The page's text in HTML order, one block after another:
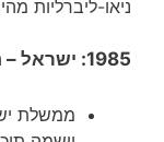
ניאו-ליברליות
1985: ישראל –
ממשלת